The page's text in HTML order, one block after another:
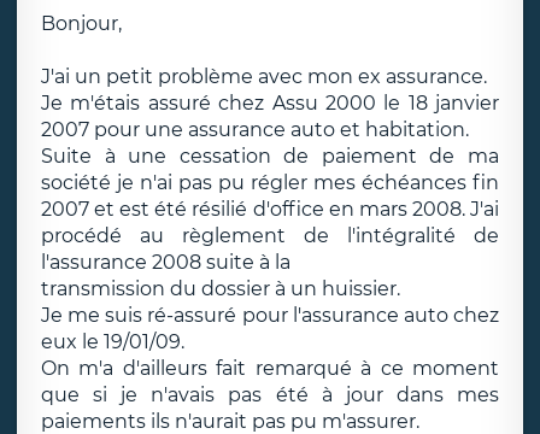
Bonjour,
J'ai un petit problème avec mon ex assurance.
Je m'étais assuré chez Assu 2000 le 18 janvier
2007 pour une assurance auto et habitation.
Suite à une cessation de paiement de ma
société je n'ai pas pu régler mes échéances fin
2007 et est été résilié d'office en mars 2008. J'ai
procédé au règlement de l'intégralité de
l'assurance 2008 suite à la
transmission du dossier à un huissier.
Je me suis ré-assuré pour l'assurance auto chez
eux le 19/01/09.
On m'a d'ailleurs fait remarqué à ce moment
que si je n'avais pas été à jour dans mes
paiements ils n'aurait pas pu m'assurer.